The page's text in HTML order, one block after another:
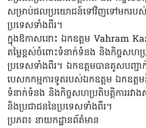
សម្រាប់ផលប្រយោជន៍ទៅវិញទៅមករប
ប្រទេសទាំងពីរ។
ក្នុងឱកាសនោះ ឯកឧត្តម Vahram
តម្លៃខ្ពស់ចំពោះទំនាក់ទំនង និងកិច្ចសហប្រ
ប្រទេសទាំងពីរ។ ឯកឧត្តមបានគូសបញ្ជា
បេសកកម្មការទូតរបស់ឯកឧត្តម ឯកឧត្
ទំនាក់ទំនង និងកិច្ចសហប្រតិបត្តិការរវាង
និងប្រជាជននៃប្រទេសទាំងពីរ។
ប្រភព៖ នាយកដ្ឋានព័ត៌មាន